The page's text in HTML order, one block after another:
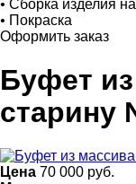
• Сборка изделия
• Покраска
Оформить заказ
Буфет
старину
Цена 70 000 руб.